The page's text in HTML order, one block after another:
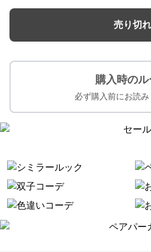
売り切れ
購入時の
必ず購入前にお読み